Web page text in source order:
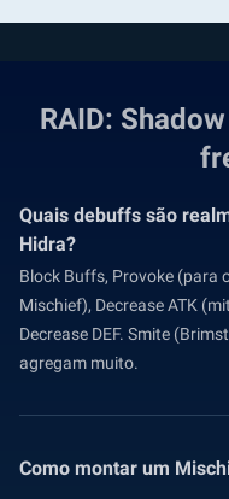
RAID:
Quais debuffs são
Hidra?
Block Buffs, Provoke (para
Mischief), Decrease ATK
Decrease DEF. Smite
agregam muito.
Como montar um